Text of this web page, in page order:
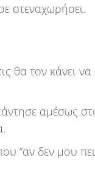
στεναχωρήσει.
θα τον κάνει
αμέσως
“αν δεν μου